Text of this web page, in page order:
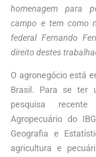
homenagem para
campo e tem como
federal Fernando
direito destes
O agronegócio está
Brasil. Para se ter
pesquisa
Agropecuário do
Geografia e
agricultura e